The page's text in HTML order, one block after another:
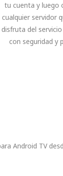
tu cuenta y luego
cualquier servidor
disfruta del
con seguridad y
Android TV